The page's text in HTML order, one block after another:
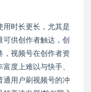
用时长更长，尤其是
供创作者触达，创
，视频号在创作者资
度上难以与快手、
通用户刷视频号的冲